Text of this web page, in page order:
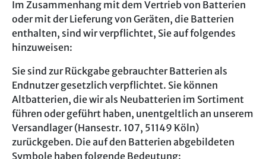
Im Zusammenhang mit dem Vertrieb von Batterien
oder mit der Lieferung von Geräten, die Batterien
enthalten, sind wir verpflichtet, Sie auf folgendes
hinzuweisen:
Sie sind zur Rückgabe gebrauchter Batterien als
Endnutzer gesetzlich verpflichtet. Sie können
Altbatterien, die wir als Neubatterien im Sortiment
führen oder geführt haben, unentgeltlich an unserem
Versandlager (Hansestr. 107, 51149 Köln)
zurückgeben. Die auf den Batterien abgebildeten
Symbole haben folgende Bedeutung: